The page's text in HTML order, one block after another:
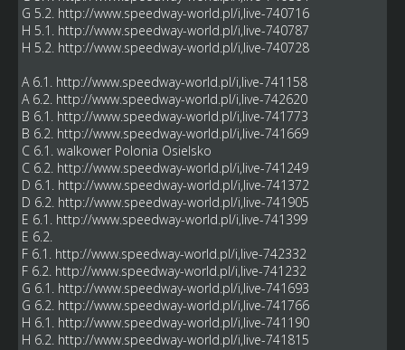
G 5.2. http://www.speedway-world.pl/i,live-740716
H 5.1. http://www.speedway-world.pl/i,live-740787
H 5.2. http://www.speedway-world.pl/i,live-740728
A 6.1. http://www.speedway-world.pl/i,live-741158
A 6.2. http://www.speedway-world.pl/i,live-742620
B 6.1. http://www.speedway-world.pl/i,live-741773
B 6.2. http://www.speedway-world.pl/i,live-741669
C 6.1. walkower Polonia Osielsko
C 6.2. http://www.speedway-world.pl/i,live-741249
D 6.1. http://www.speedway-world.pl/i,live-741372
D 6.2. http://www.speedway-world.pl/i,live-741905
E 6.1. http://www.speedway-world.pl/i,live-741399
E 6.2.
F 6.1. http://www.speedway-world.pl/i,live-742332
F 6.2. http://www.speedway-world.pl/i,live-741232
G 6.1. http://www.speedway-world.pl/i,live-741693
G 6.2. http://www.speedway-world.pl/i,live-741766
H 6.1. http://www.speedway-world.pl/i,live-741190
H 6.2. http://www.speedway-world.pl/i,live-741815